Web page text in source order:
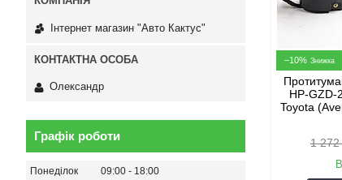
–10%
HP-GZD-
Toyota
1 272
Інтернет магазин "Авто Кактус"
Олександр
Графік роботи
Понеділок 09:00
18:00